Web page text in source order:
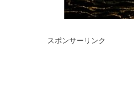
スポンサーリンク